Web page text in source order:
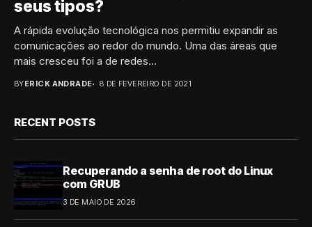
seus tipos?
A rápida evolução tecnológica nos permitiu expandir as
comunicações ao redor do mundo. Uma das áreas que
mais cresceu foi a de redes...
BYERICK ANDRADE 8 DE FEVEREIRO DE 2021
RECENT POSTS
Recuperando a senha de root do Linux
com GRUB
3 DE MAIO DE 2026